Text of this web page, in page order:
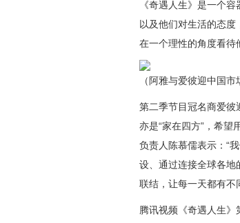
《奇遇人生》是一个
以及他们对生活的态度
在一个理性的角度看待
（阿雅与爱彼迎中国市
第二季节目冠名商爱彼
亦是“家在四方”，希望
负责人陈慕儒表示：“
设、通过连接全球各地
联结，让每一天都有不
腾讯视频《奇遇人生》